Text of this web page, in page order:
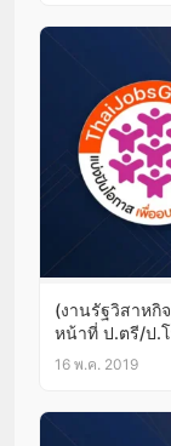
(งานรัฐวิสาหกิ
หน้าที่ ป.ตรี/ป.
16 พ.ค. 2019